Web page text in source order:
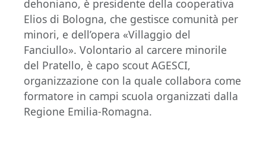
dehoniano, è presidente della cooperativa
Elios di Bologna, che gestisce comunità per
minori, e dell’opera «Villaggio del
Fanciullo». Volontario al carcere minorile
del Pratello, è capo scout AGESCI,
organizzazione con la quale collabora come
formatore in campi scuola organizzati dalla
Regione Emilia-Romagna.